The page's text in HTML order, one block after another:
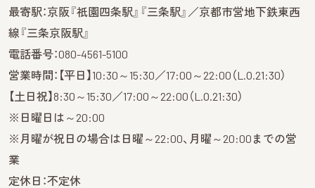
最寄駅：京阪『祇園四条駅』『三条駅』／京都市営地下鉄東西
線『三条京阪駅』
電話番号：080-4561-5100
営業時間：【平日】10:30～15:30／17:00～22:00（L.O.21:30）
【土日祝】8:30～15:30／17:00～22:00（L.O.21:30）
※日曜日は～20:00
※月曜が祝日の場合は日曜～22:00、月曜～20:00までの営
業
定休日：不定休